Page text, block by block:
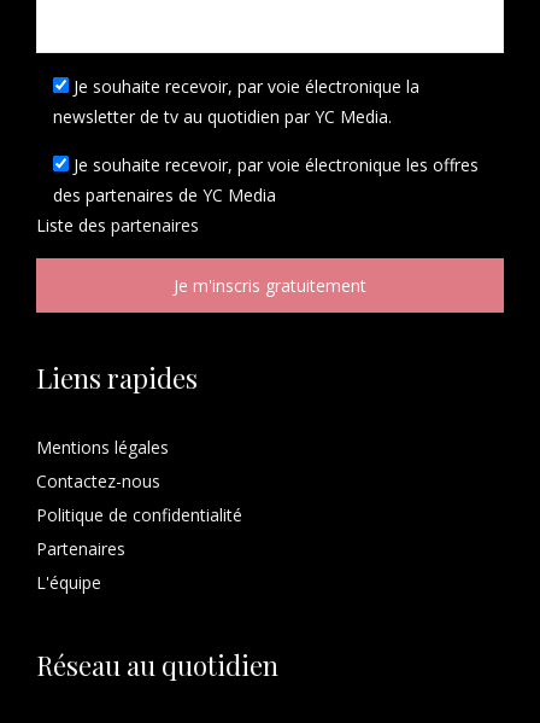
Je souhaite recevoir, par voie électronique la
newsletter de tv au quotidien par YC Media.
Je souhaite recevoir, par voie électronique les offres
des partenaires de YC Media
Liste des partenaires
Liens rapides
Mentions légales
Contactez-nous
Politique de confidentialité
Partenaires
L'équipe
Réseau au quotidien